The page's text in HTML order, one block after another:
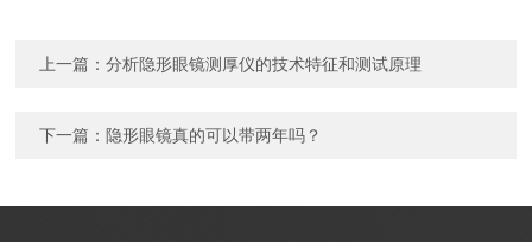
上一篇：分析隐形眼镜测厚仪的技术特征和测试原理
下一篇： 隐形眼镜真的可以带两年吗？